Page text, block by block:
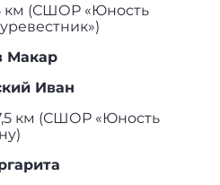
км (СШОР «Юность
Макар
Иван
км (СШОР «Юность